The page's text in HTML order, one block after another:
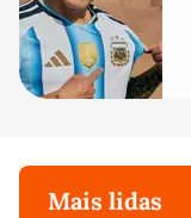
Mais lidas